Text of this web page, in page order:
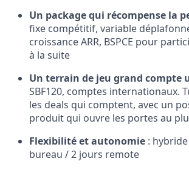
Un package qui récompense la
fixe compétitif, variable
croissance ARR, BSPCE pour
à la suite
Un terrain de jeu grand compte
SBF120, comptes internationaux.
les deals qui comptent, avec un
produit qui ouvre les portes au
Flexibilité et autonomie :
bureau / 2 jours remote